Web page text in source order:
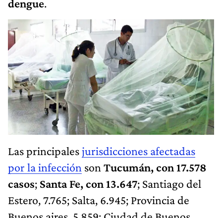
dengue.
Las principalesjurisdicciones afectadas
por la infección son Tucumán, con 17.578
casos; Santa Fe, con 13.647; Santiago del
Estero, 7.765; Salta, 6.945; Provincia de